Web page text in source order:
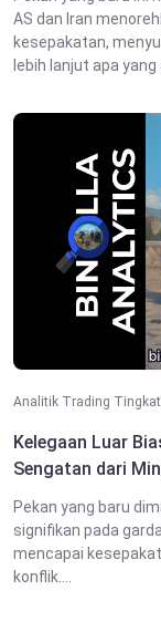
AS dan Iran
kesepakatan,
lebih lanjut apa yang
Analitik Trading
Kelegaan Luar
Sengatan dari
Pekan yang baru
signifikan pada
mencapai
konflik....